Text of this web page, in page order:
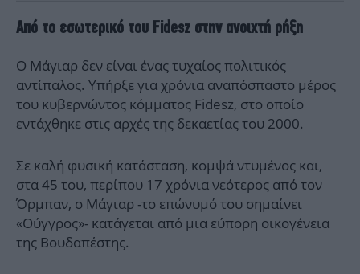
Από το εσωτερικό του Fidesz στην ανοιχτή ρήξη
Ο Μάγιαρ δεν είναι ένας τυχαίος πολιτικός
αντίπαλος. Υπήρξε για χρόνια αναπόσπαστο μέρος
του κυβερνώντος κόμματος Fidesz, στο οποίο
εντάχθηκε στις αρχές της δεκαετίας του 2000.
Σε καλή φυσική κατάσταση, κομψά ντυμένος και,
στα 45 του, περίπου 17 χρόνια νεότερος από τον
Όρμπαν, ο Μάγιαρ -το επώνυμό του σημαίνει
«Ούγγρος»- κατάγεται από μια εύπορη οικογένεια
της Βουδαπέστης.